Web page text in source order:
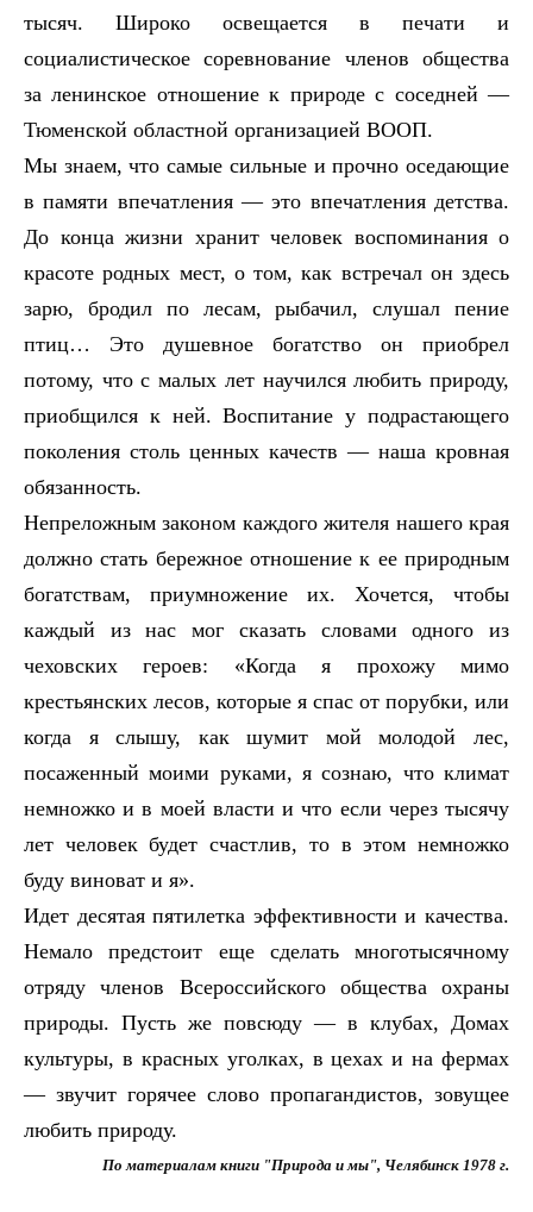
тысяч. Широко освещается в печати и
социалистическое соревнование членов общества
за ленинское отношение к природе с соседней —
Тюменской областной организацией ВООП.
Мы знаем, что самые сильные и прочно оседающие
в памяти впечатления — это впечатления детства.
До конца жизни хранит человек воспоминания о
красоте родных мест, о том, как встречал он здесь
зарю, бродил по лесам, рыбачил, слушал пение
птиц… Это душевное богатство он приобрел
потому, что с малых лет научился любить природу,
приобщился к ней. Воспитание у подрастающего
поколения столь ценных качеств — наша кровная
обязанность.
Непреложным законом каждого жителя нашего края
должно стать бережное отношение к ее природным
богатствам, приумножение их. Хочется, чтобы
каждый из нас мог сказать словами одного из
чеховских героев: «Когда я прохожу мимо
крестьянских лесов, которые я спас от порубки, или
когда я слышу, как шумит мой молодой лес,
посаженный моими руками, я сознаю, что климат
немножко и в моей власти и что если через тысячу
лет человек будет счастлив, то в этом немножко
буду виноват и я».
Идет десятая пятилетка эффективности и качества.
Немало предстоит еще сделать многотысячному
отряду членов Всероссийского общества охраны
природы. Пусть же повсюду — в клубах, Домах
культуры, в красных уголках, в цехах и на фермах
— звучит горячее слово пропагандистов, зовущее
любить природу.
По материалам книги "Природа и мы", Челябинск 1978 г.